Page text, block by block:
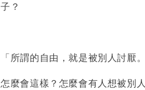
子？
「所謂的自由，就是被別人討厭
怎麼會這樣？怎麼會有人想被別